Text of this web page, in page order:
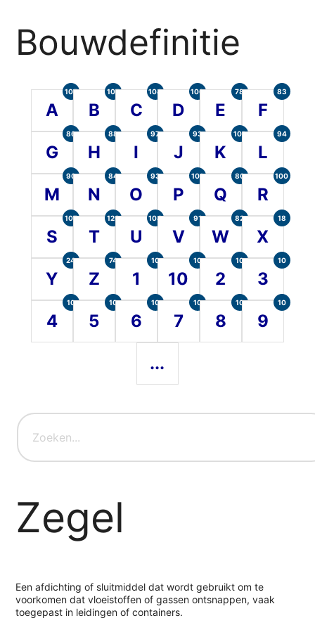
Bouwdefinitie
A
105
B
107
C
104
D
100
E
78
F
83
G
86
H
88
I
97
J
93
K
101
L
94
M
90
N
84
O
93
P
101
Q
80
R
100
S
107
T
120
U
104
V
91
W
82
X
18
Y
24
Z
74
1
10
10
10
2
10
3
10
4
10
5
10
6
10
7
10
8
10
9
10
...
Zegel
Een afdichting of sluitmiddel dat wordt gebruikt om te
voorkomen dat vloeistoffen of gassen ontsnappen, vaak
toegepast in leidingen of containers.